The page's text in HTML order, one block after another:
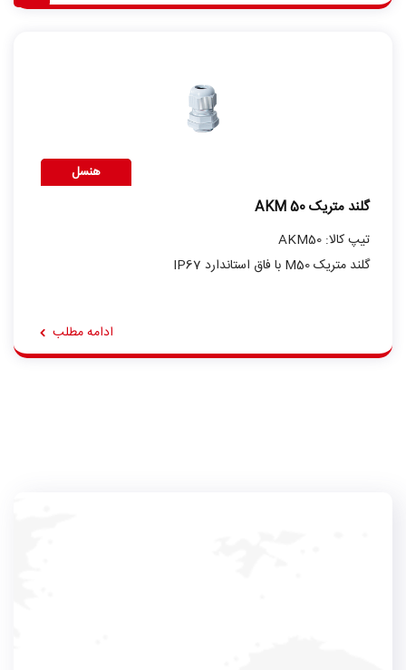
هنسل
گلند متریک AKM 50
تیپ کالا: AKM50
گلند متریک M50 با فاق استاندارد IP67
ادامه مطلب